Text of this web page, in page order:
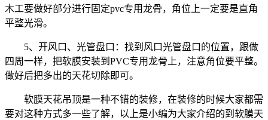
木工要做好部分进行固定pvc专用龙骨，角位上一定要是直角
平整光滑。
5、开风口、光管盘口：找到风口光管盘口的位置，跟做
四周一样，把软膜安装到PVC专用龙骨上，注意角位要平整。
做好后把多出的天花切除即可。
软膜天花吊顶是一种不错的装修，在装修的时候大家都需
要对这种方式多一些了解，以上是小编为大家介绍的到软膜天